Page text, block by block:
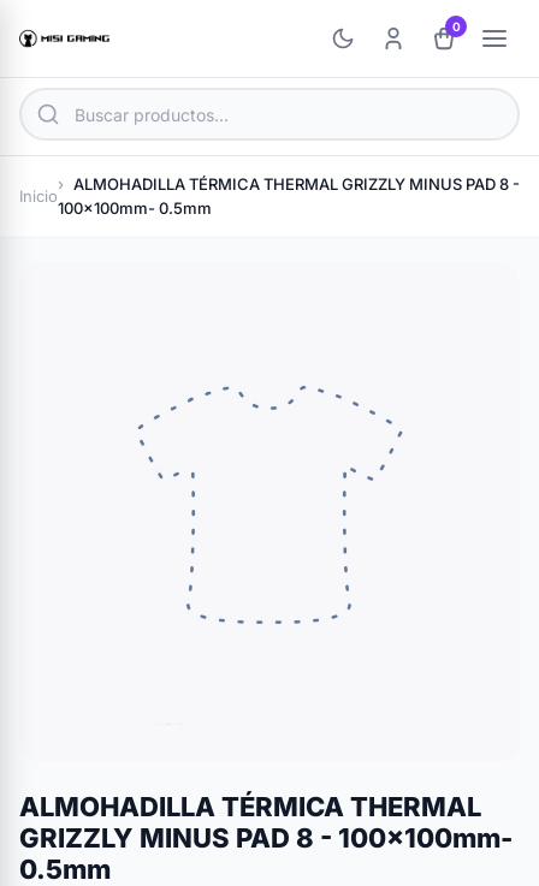
0
Inicio
ALMOHADILLA TÉRMICA THERMAL GRIZZLY MINUS PAD 8 -
100x100mm- 0.5mm
ALMOHADILLA TÉRMICA THERMAL
GRIZZLY MINUS PAD 8 - 100x100mm-
0.5mm